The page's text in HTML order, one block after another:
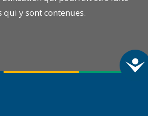
y sont contenues.